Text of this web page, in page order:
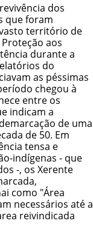
dos
que foram
território de
aos
durante a
do
as péssimas
chegou à
entre os
indicam a
de uma
de 50. Em
tensa e
indígenas - que
-, os Xerente
como "Área
necessários até a
reivindicada